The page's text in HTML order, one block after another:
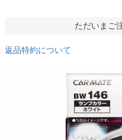
ただいまご
返品特約について